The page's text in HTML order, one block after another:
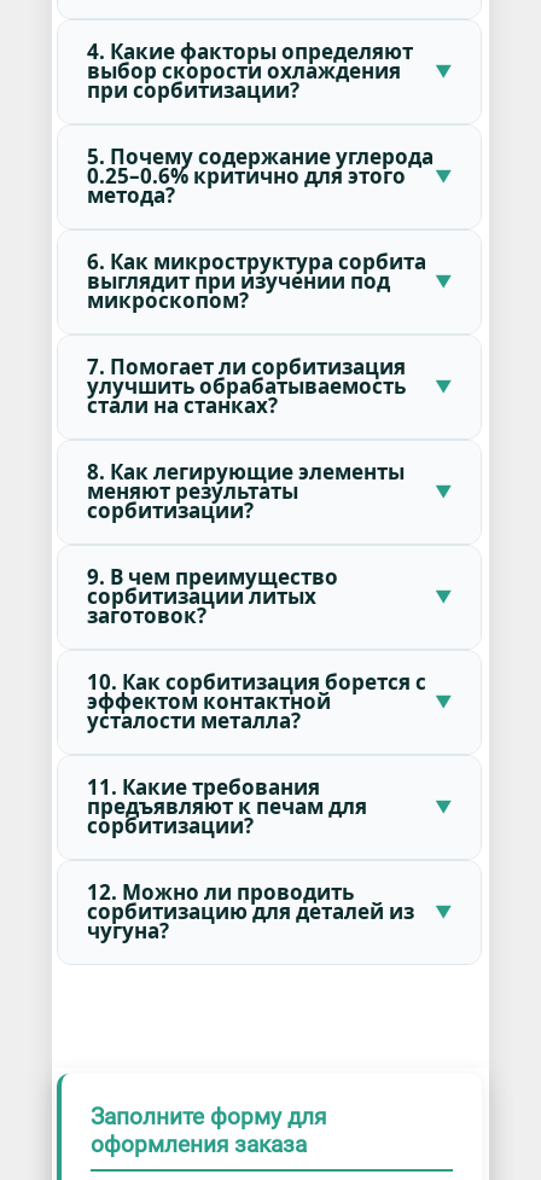
4. Какие факторы определяют
выбор скорости охлаждения
при сорбитизации?
5. Почему содержание углерода
0.25–0.6% критично для этого
метода?
6. Как микроструктура сорбита
выглядит при изучении под
микроскопом?
7. Помогает ли сорбитизация
улучшить обрабатываемость
стали на станках?
8. Как легирующие элементы
меняют результаты
сорбитизации?
9. В чем преимущество
сорбитизации литых
заготовок?
10. Как сорбитизация борется с
эффектом контактной
усталости металла?
11. Какие требования
предъявляют к печам для
сорбитизации?
12. Можно ли проводить
сорбитизацию для деталей из
чугуна?
Заполните форму для
оформления заказа